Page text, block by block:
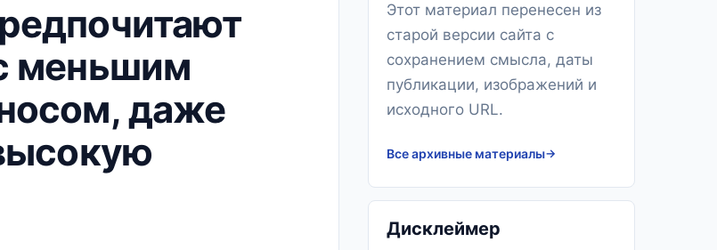
меньшим
даже
Этот материал перенесен из
старой версии сайта с
сохранением смысла, даты
публикации, изображений и
исходного URL.
Все архивные материалы
Дисклеймер